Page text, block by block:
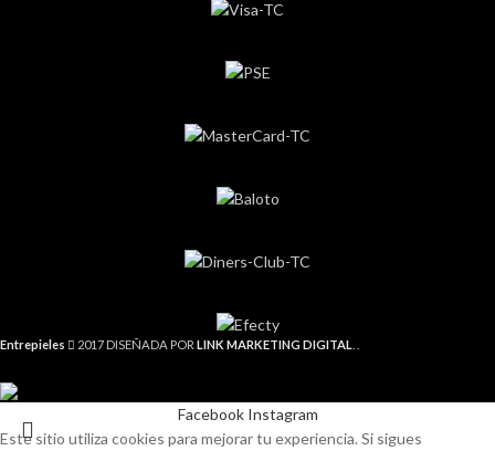
Entrepieles 2017 DISEÑADA POR LINK MARKETING DIGITAL
Facebook Instagram
Este sitio utiliza cookies para mejorar tu experiencia. Si sigues